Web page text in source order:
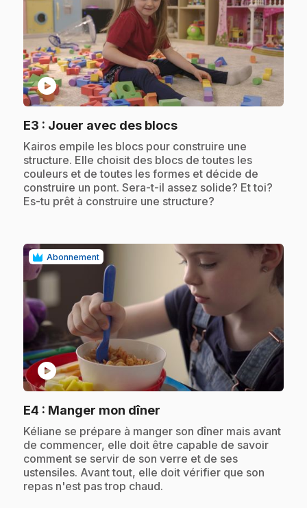
play_circle
E3 : Jouer avec des blocs.
.Kairos empile les blocs pour construire une
structure. Elle choisit des blocs de toutes les
couleurs et de toutes les formes et décide de
construire un pont. Sera-t-il assez solide? Et toi?
Es-tu prêt à construire une structure?
Abonnement
play_circle
E4 : Manger mon dîner
.Kéliane se prépare à manger son dîner mais avant
de commencer, elle doit être capable de savoir
comment se servir de son verre et de ses
ustensiles. Avant tout, elle doit vérifier que son
repas n'est pas trop chaud.